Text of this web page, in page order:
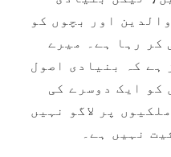
اور بچوں کو
کر رہا ہے۔ میرے
ہے کہ بنیادی اصول
کو ایک دوسرے کی
پر لاگو نہیں
نہیں ہے۔